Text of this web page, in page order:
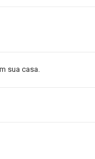
sua casa.